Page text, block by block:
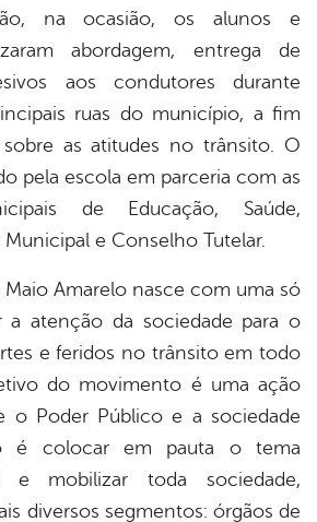
na ocasião, os alunos e
abordagem, entrega de
aos condutores durante
ruas do município, a fim
as atitudes no trânsito. O
pela escola em parceria com as
de Educação, Saúde,
Municipal e Conselho Tutelar.
Amarelo nasce com uma só
a atenção da sociedade para o
e feridos no trânsito em todo
do movimento é uma ação
o Poder Público e a sociedade
é colocar em pauta o tema
e mobilizar toda sociedade,
diversos segmentos: órgãos de